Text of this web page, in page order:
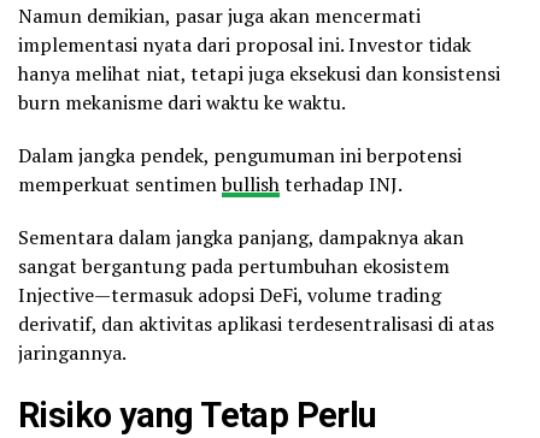
Namun demikian, pasar juga akan mencermati
implementasi nyata dari proposal ini. Investor tidak
hanya melihat niat, tetapi juga eksekusi dan konsistensi
burn mekanisme dari waktu ke waktu.
Dalam jangka pendek, pengumuman ini berpotensi
memperkuat sentimenbullishterhadap INJ.
Sementara dalam jangka panjang, dampaknya akan
sangat bergantung pada pertumbuhan ekosistem
Injective—termasuk adopsi DeFi, volume trading
derivatif, dan aktivitas aplikasi terdesentralisasi di atas
jaringannya.
Risiko yang Tetap Perlu